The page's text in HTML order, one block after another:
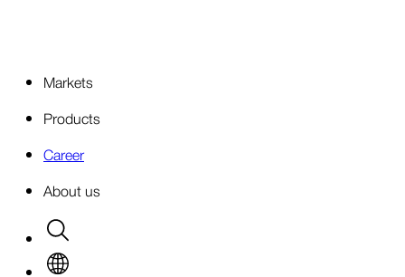
Markets
Products
Career
About us